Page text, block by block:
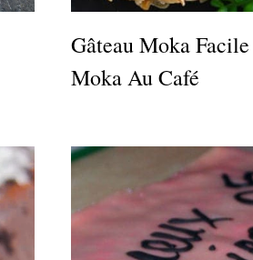
Gâteau Moka
Moka Au Café